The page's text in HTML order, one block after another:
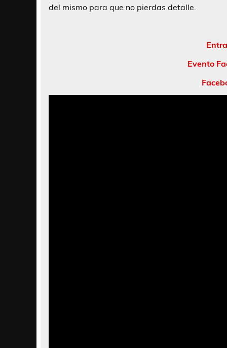
del mismo para que no pierdas detalle.
Evento